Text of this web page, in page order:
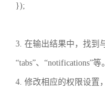
});
3. 在输出结果中，找到
“tabs”、“notifications”等。
4. 修改相应的权限设置